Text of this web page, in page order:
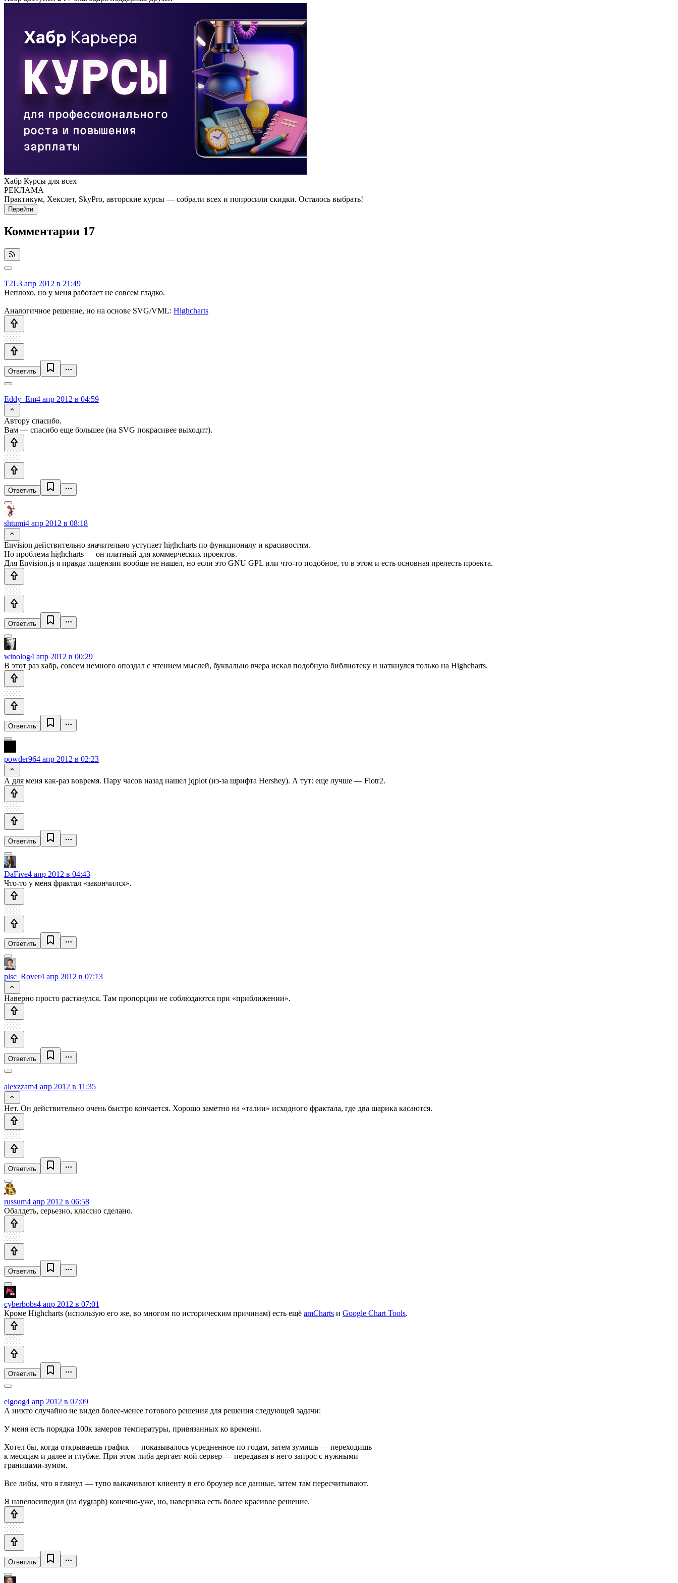
Хабр Курсы для всех
РЕКЛАМА
Практикум, Хекслет, SkyPro, авторские курсы — собрали всех и попросили скидки. Осталось выбрать!
Перейти
Комментарии 17
T2L3 апр 2012 в 21:49
Неплохо, но у меня работает не совсем гладко.
Аналогичное решение, но на основе SVG/VML: Highcharts
Ответить
Eddy_Em4 апр 2012 в 04:59
Автору спасибо.
Вам — спасибо еще большее (на SVG покрасивее выходит).
Ответить
shtumi4 апр 2012 в 08:18
Envision действительно значительно уступает highcharts по функционалу и красивостям.
Но проблема highcharts — он платный для коммерческих проектов.
Для Envision.js я правда лицензии вообще не нашел, но если это GNU GPL или что-то подобное, то в этом и есть основная прелесть проекта.
Ответить
winolog4 апр 2012 в 00:29
В этот раз хабр, совсем немного опоздал с чтением мыслей, буквально вчера искал подобную библиотеку и наткнулся только на Highcharts.
Ответить
powder964 апр 2012 в 02:23
А для меня как-раз вовремя. Пару часов назад нашел jqplot (из-за шрифта Hershey). А тут: еще лучше — Flotr2.
Ответить
DaFive4 апр 2012 в 04:43
Что-то у меня фрактал «закончился».
Ответить
plsc_Rover4 апр 2012 в 07:13
Наверно просто растянулся. Там пропорции не соблюдаются при «приближении».
Ответить
alexzzam4 апр 2012 в 11:35
Нет. Он действительно очень быстро кончается. Хорошо заметно на «талии» исходного фрактала, где два шарика касаются.
Ответить
russum4 апр 2012 в 06:58
Обалдеть, серьезно, классно сделано.
Ответить
cyberbobs4 апр 2012 в 07:01
Кроме Highcharts (использую его же, во многом по историческим причинам) есть ещё amCharts и Google Chart Tools.
Ответить
elgoog4 апр 2012 в 07:09
А никто случайно не видел более-менее готового решения для решения следующей задачи:
У меня есть порядка 100к замеров температуры, привязанных ко времени.
Хотел бы, когда открываешь график — показывалось усредненное по годам, затем зумишь — переходишь
к месяцам и далее и глубже. При этом либа дергает мой сервер — передавая в него запрос с нужными
границами-зумом.
Все либы, что я глянул — тупо выкачивают клиенту в его броузер все данные, затем там пересчитывают.
Я навелосипедил (на dygraph) конечно-уже, но, наверняка есть более красивое решение.
Ответить